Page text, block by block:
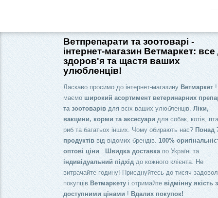
Ветпрепарати та зоотоварі -
інтернет-магазин Ветмаркет:
здоров'я та щастя ваших
улюбленців!
Ласкаво просимо до інтернет-магазину Ветмаркет
маємоширокий асортимент ветеринарних
та зоотоварівдля всіх ваших улюбленців. Ліки,
вакцини, корми та аксесуаридля собак, котів,
риб та багатьох інших. Чому обирають нас? Понад
продуктів від відомих брендів.100%
оптові ціни. Швидка доставка по Україні та
індивідуальний підхід до кожного клієнта. Не
витрачайте годину! Приєднуйтесь до тисяч
покупців Ветмаркетуі отримайте відмінну якість
доступними цінами ! Вдалих покупок!